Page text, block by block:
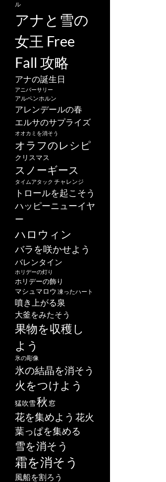
ル
アナと雪の
女王 Free
Fall 攻略
アナの誕生日
アニバーサリー
アルペンホルン
アレンデールの春
エルサのサプライズ
オオカミを消そう
オラフのレシピ
クリスマス
スノーギース
タイムアタック チャレンジ
トロールを起こそう
ハッピーニューイヤ
ー
ハロウィン
バラを咲かせよう
バレンタイン
ホリデーの灯り
ホリデーの飾り
マシュマロウ 凍ったハート
噴き上がる泉
大釜をみたそう
果物を収穫し
よう
氷の彫像
氷の結晶を消そう
火をつけよう
猛吹雪秋 窓
花を集めよう 花火
葉っぱを集める
雪を消そう
霜を消そう
風船を割ろう